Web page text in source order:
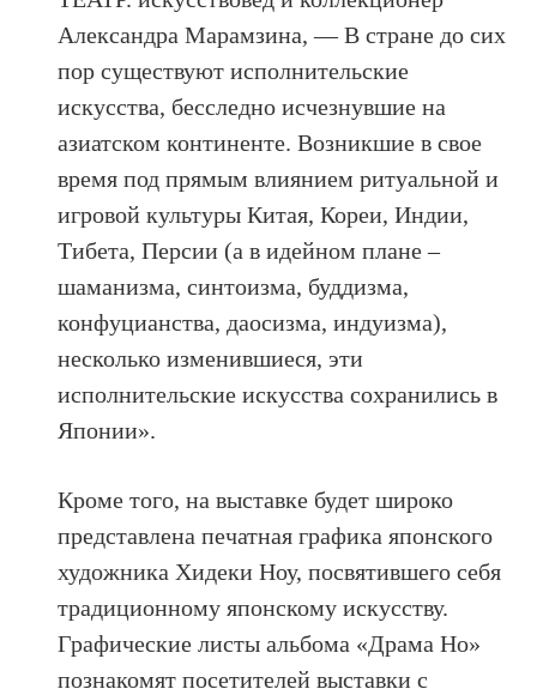
Александра Марамзина, — В стране до сих
пор существуют исполнительские
искусства, бесследно исчезнувшие на
азиатском континенте. Возникшие в свое
время под прямым влиянием ритуальной и
игровой культуры Китая, Кореи, Индии,
Тибета, Персии (а в идейном плане –
шаманизма, синтоизма, буддизма,
конфуцианства, даосизма, индуизма),
несколько изменившиеся, эти
исполнительские искусства сохранились в
Японии».
Кроме того, на выставке будет широко
представлена печатная графика японского
художника Хидеки Ноу, посвятившего себя
традиционному японскому искусству.
Графические листы альбома «Драма Но»
познакомят посетителей выставки с